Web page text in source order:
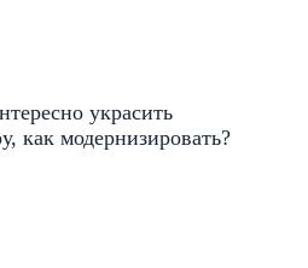
украсить
как модернизировать?